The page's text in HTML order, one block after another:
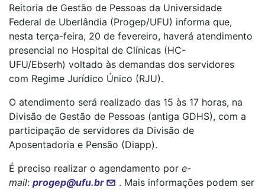
Reitoria de Gestão de Pessoas da Universidade
Federal de Uberlândia (Progep/UFU) informa que,
nesta terça-feira, 20 de fevereiro, haverá atendimento
presencial no Hospital de Clínicas (HC-
UFU/Ebserh) voltado às demandas dos servidores
com Regime Jurídico Único (RJU).
O atendimento será realizado das 15 às 17 horas, na
Divisão de Gestão de Pessoas (antiga GDHS), com a
participação de servidores da Divisão de
Aposentadoria e Pensão (Diapp).
É preciso realizar o agendamento por e-
mail: progep@ufu.br
. Mais informações podem ser